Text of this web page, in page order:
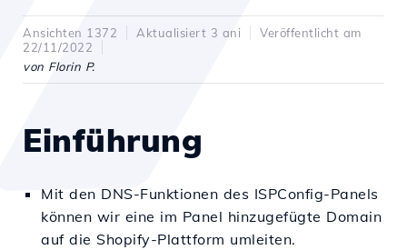
Ansichten 1372 Aktualisiert 3 ani
Veröffentlicht am
22/11/2022
von Florin P.
Einführung
Mit den DNS-Funktionen des ISPConfig-Panels
können wir eine im Panel hinzugefügte Domain
auf die Shopify-Plattform umleiten.